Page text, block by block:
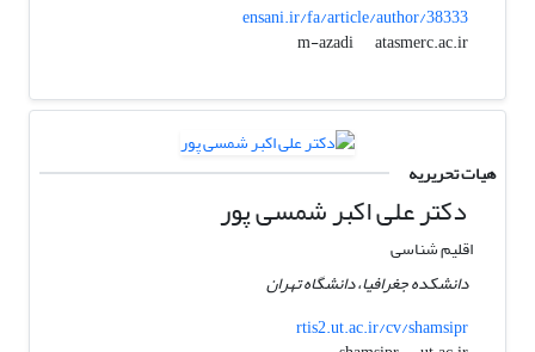
ensani.ir/fa/article/author/38333
m-azadi
atasmerc.ac.ir
هیات تحریریه
دکتر علی اکبر شمسی پور
اقلیم شناسی
دانشکده جغرافیا، دانشگاه تهران
rtis2.ut.ac.ir/cv/shamsipr